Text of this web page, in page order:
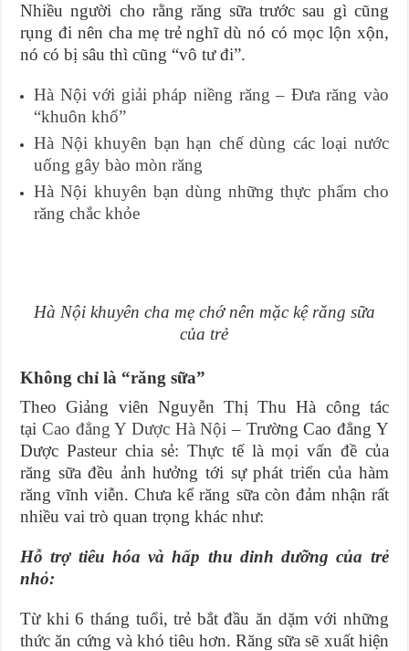
Chảy máu chân răng và dấu hiệu của sự thiếu hụt chất dinh dưỡng
Có nên áp dụng phương pháp đánh răng bằng muối hàng ngày?
Nhiều người cho rằng răng sữa trước sau gì cũng
rụng đi nên cha mẹ trẻ nghĩ dù nó có mọc lộn xộn,
nó có bị sâu thì cũng “vô tư đi”.
Hà Nội với giải pháp niềng răng – Đưa răng vào
“khuôn khổ”
Hà Nội khuyên bạn hạn chế dùng các loại nước
uống gây bào mòn răng
Hà Nội khuyên bạn dùng những thực phẩm cho
răng chắc khỏe
Hà Nội khuyên cha mẹ chớ nên mặc kệ răng sữa
của trẻ
Không chỉ là “răng sữa”
Theo Giảng viên Nguyễn Thị Thu Hà công tác
tại Cao đẳng Y Dược Hà Nội – Trường Cao đẳng Y
Dược Pasteur chia sẻ: Thực tế là mọi vấn đề của
răng sữa đều ảnh hưởng tới sự phát triển của hàm
răng vĩnh viễn. Chưa kể răng sữa còn đảm nhận rất
nhiều vai trò quan trọng khác như:
Hỗ trợ tiêu hóa và hấp thu dinh dưỡng của trẻ
nhỏ:
Từ khi 6 tháng tuổi, trẻ bắt đầu ăn dặm với những
thức ăn cứng và khó tiêu hơn. Răng sữa sẽ xuất hiện